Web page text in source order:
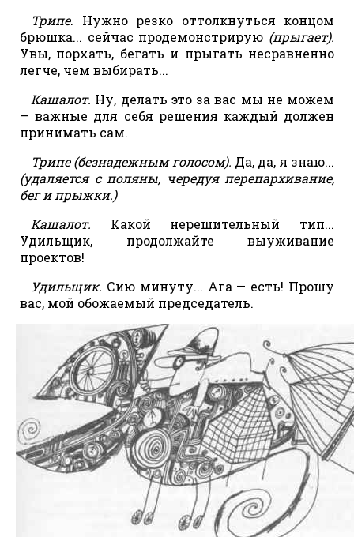
Трипе. Нужно резко оттолкнуться концом
брюшка... сейчас продемонстрирую (прыгает).
Увы, порхать, бегать и прыгать несравненно
легче, чем выбирать...
Кашалот. Ну, делать это за вас мы не можем
— важные для себя решения каждый должен
принимать сам.
Трипе (безнадежным голосом). Да, да, я знаю...
(удаляется с поляны, чередуя перепархивание,
бег и прыжки.)
Кашалот. Какой нерешительный тип...
Удильщик, продолжайте выуживание
проектов!
Удильщик. Сию минуту... Ага — есть! Прошу
вас, мой обожаемый председатель.